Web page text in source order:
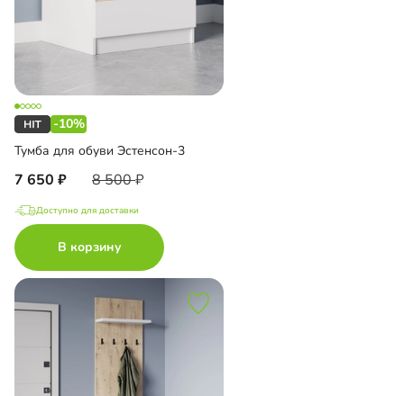
-10%
Тумба для обуви Эстенсон-3
7 650 8 500
Доступно для доставки
В корзину